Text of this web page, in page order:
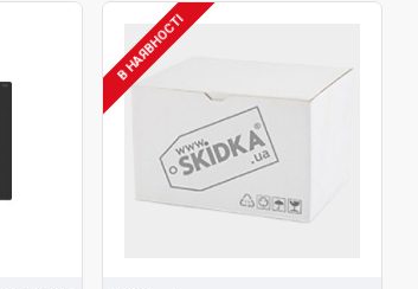
В НАЯВНОСТІ